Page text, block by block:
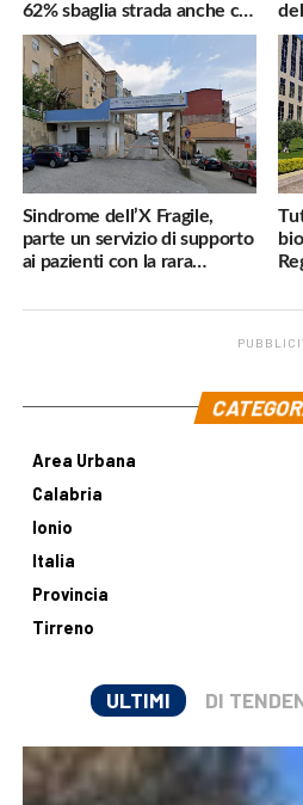
62% sbaglia strada anche col
navigatore
Sindrome dell’X Fragile,
parte un servizio di supporto
ai pazienti con la rara
Area Urbana
Calabria
Ionio
Italia
Provincia
Tirreno
ULTIMI DI